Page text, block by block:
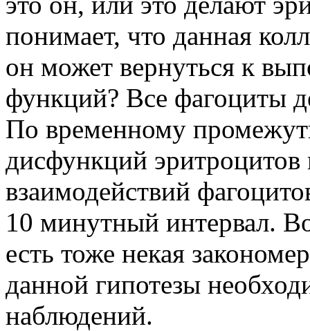
понимает, что данная
он может вернуться к
функций? Все фагоциты
По временному
дисфункций
взаимодействий
10 минутный интервал.
есть тоже некая
данной гипотезы
наблюдений.